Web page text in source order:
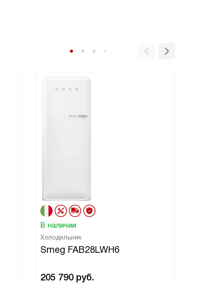
В наличии
Холодильник
Smeg FAB28LWH6
205 790 руб.